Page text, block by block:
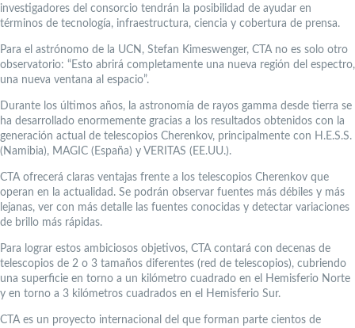
investigadores del consorcio tendrán la posibilidad de ayudar en
términos de tecnología, infraestructura, ciencia y cobertura de prensa.
Para el astrónomo de la UCN, Stefan Kimeswenger, CTA no es solo otro
observatorio: “Esto abrirá completamente una nueva región del espectro,
una nueva ventana al espacio”.
Durante los últimos años, la astronomía de rayos gamma desde tierra se
ha desarrollado enormemente gracias a los resultados obtenidos con la
generación actual de telescopios Cherenkov, principalmente con H.E.S.S.
(Namibia), MAGIC (España) y VERITAS (EE.UU.).
CTA ofrecerá claras ventajas frente a los telescopios Cherenkov que
operan en la actualidad. Se podrán observar fuentes más débiles y más
lejanas, ver con más detalle las fuentes conocidas y detectar variaciones
de brillo más rápidas.
Para lograr estos ambiciosos objetivos, CTA contará con decenas de
telescopios de 2 o 3 tamaños diferentes (red de telescopios), cubriendo
una superficie en torno a un kilómetro cuadrado en el Hemisferio Norte
y en torno a 3 kilómetros cuadrados en el Hemisferio Sur.
CTA es un proyecto internacional del que forman parte cientos de